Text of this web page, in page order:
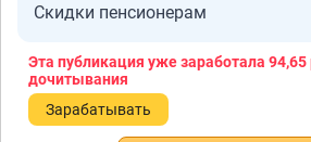
Скидки пенсионерам
Эта публикация уже заработала 94,65
дочитывания
Зарабатывать